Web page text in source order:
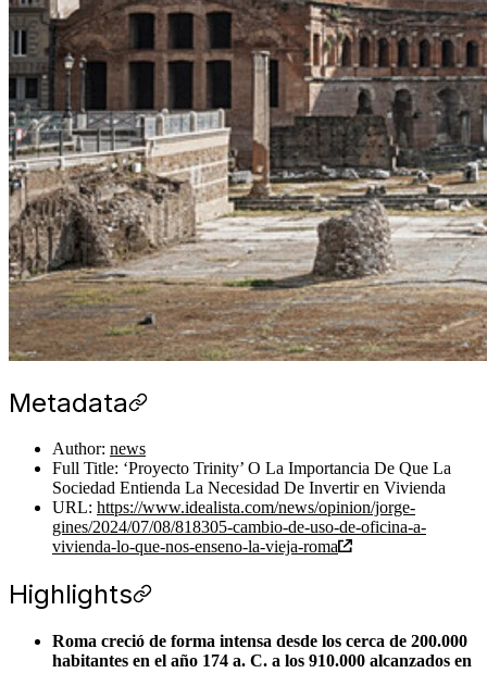
Metadata
Author: news
Full Title: ‘Proyecto Trinity’ O La Importancia De Que La
Sociedad Entienda La Necesidad De Invertir en Vivienda
URL: https://www.idealista.com/news/opinion/jorge-
gines/2024/07/08/818305-cambio-de-uso-de-oficina-a-
vivienda-lo-que-nos-enseno-la-vieja-roma
Highlights
Roma creció de forma intensa desde los cerca de 200.000
habitantes en el año 174 a. C. a los 910.000 alcanzados en